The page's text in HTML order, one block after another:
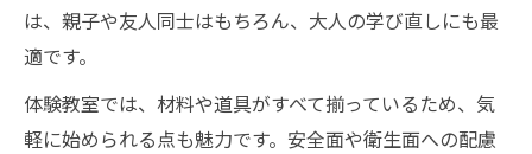
は、親子や友人同士はもちろん、大人の学び直しにも最
適です。
体験教室では、材料や道具がすべて揃っているため、気
軽に始められる点も魅力です。安全面や衛生面への配慮